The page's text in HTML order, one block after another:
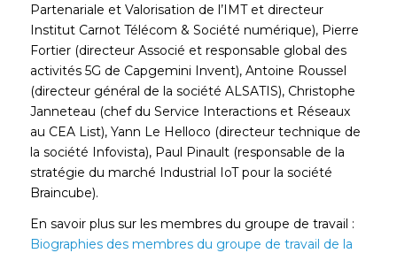
Partenariale et Valorisation de l’IMT et directeur
Institut Carnot Télécom & Société numérique), Pierre
Fortier (directeur Associé et responsable global des
activités 5G de Capgemini Invent), Antoine Roussel
(directeur général de la société ALSATIS), Christophe
Janneteau (chef du Service Interactions et Réseaux
au CEA List), Yann Le Helloco (directeur technique de
la société Infovista), Paul Pinault (responsable de la
stratégie du marché Industrial IoT pour la société
Braincube).
En savoir plus sur les membres du groupe de travail :
Biographies des membres du groupe de travail de la